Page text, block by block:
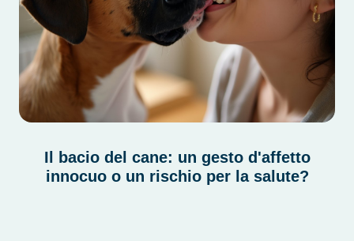
Il bacio del cane: un gesto d'affetto
innocuo o un rischio per la salute?